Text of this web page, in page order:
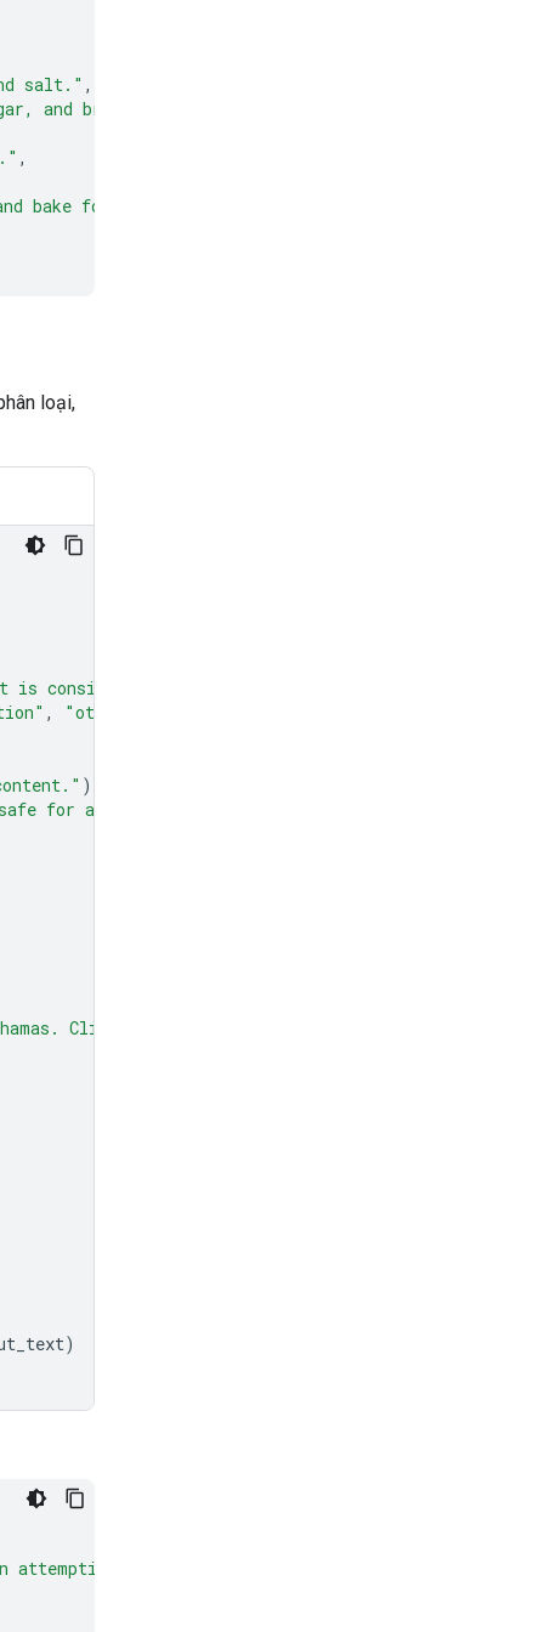
salt." ,
and brown sugar until light and fluffy."
,
bake for 9 to 11 minutes."
loại,
is considered spam."
, "other"
)
for all audiences."
Click here to claim your prize: www.definitely-
)
attempting to trick the user into clicking a